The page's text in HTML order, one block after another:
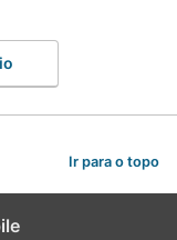
Ir para o topo